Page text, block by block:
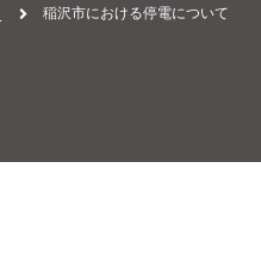
稲沢市における停電について